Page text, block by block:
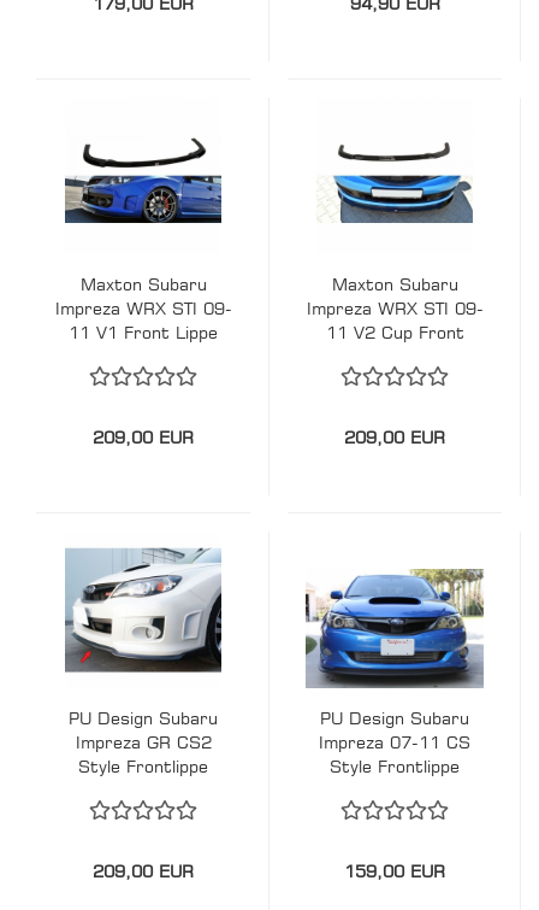
Maxton Subaru
Impreza WRX STI 09-
11 V1 Front Lippe
209,00 EUR
Maxton Subaru
Impreza WRX STI 09-
11 V2 Cup Front
209,00 EUR
PU Design Subaru
Impreza GR CS2
Style Frontlippe
209,00 EUR
PU Design Subaru
Impreza 07-11 CS
Style Frontlippe
159,00 EUR